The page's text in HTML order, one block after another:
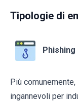
Tipologie di
Phishing
Più
ingannevoli per